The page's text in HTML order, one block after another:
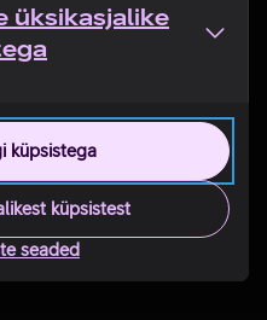
üksikasjalike
küpsistega
küpsistest
seaded